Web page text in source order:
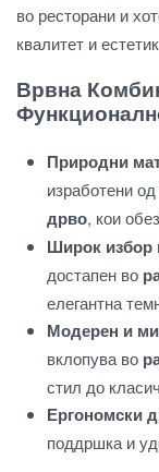
во ресторани и
квалитет и
Врвна
Природни
изработени
дрво, кои
Широк избор
достапен во
елегантна
Модерен и
вклопува во
стил до
Ергономски
поддршка и